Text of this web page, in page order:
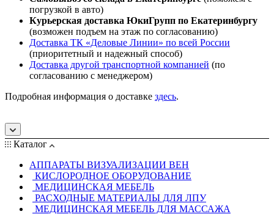
погрузкой в авто)
Курьерская доставка ЮкиГрупп по Екатеринбургу
(возможен подъем на этаж по согласованию)
Доставка ТК «Деловые Линии» по всей России
(приоритетный и надежный способ)
Доставка другой транспортной компанией (по
согласованию с менеджером)
Подробная информация о доставке здесь.
Каталог
АППАРАТЫ ВИЗУАЛИЗАЦИИ ВЕН
КИСЛОРОДНОЕ ОБОРУДОВАНИЕ
МЕДИЦИНСКАЯ МЕБЕЛЬ
РАСХОДНЫЕ МАТЕРИАЛЫ ДЛЯ ЛПУ
МЕДИЦИНСКАЯ МЕБЕЛЬ ДЛЯ МАССАЖА